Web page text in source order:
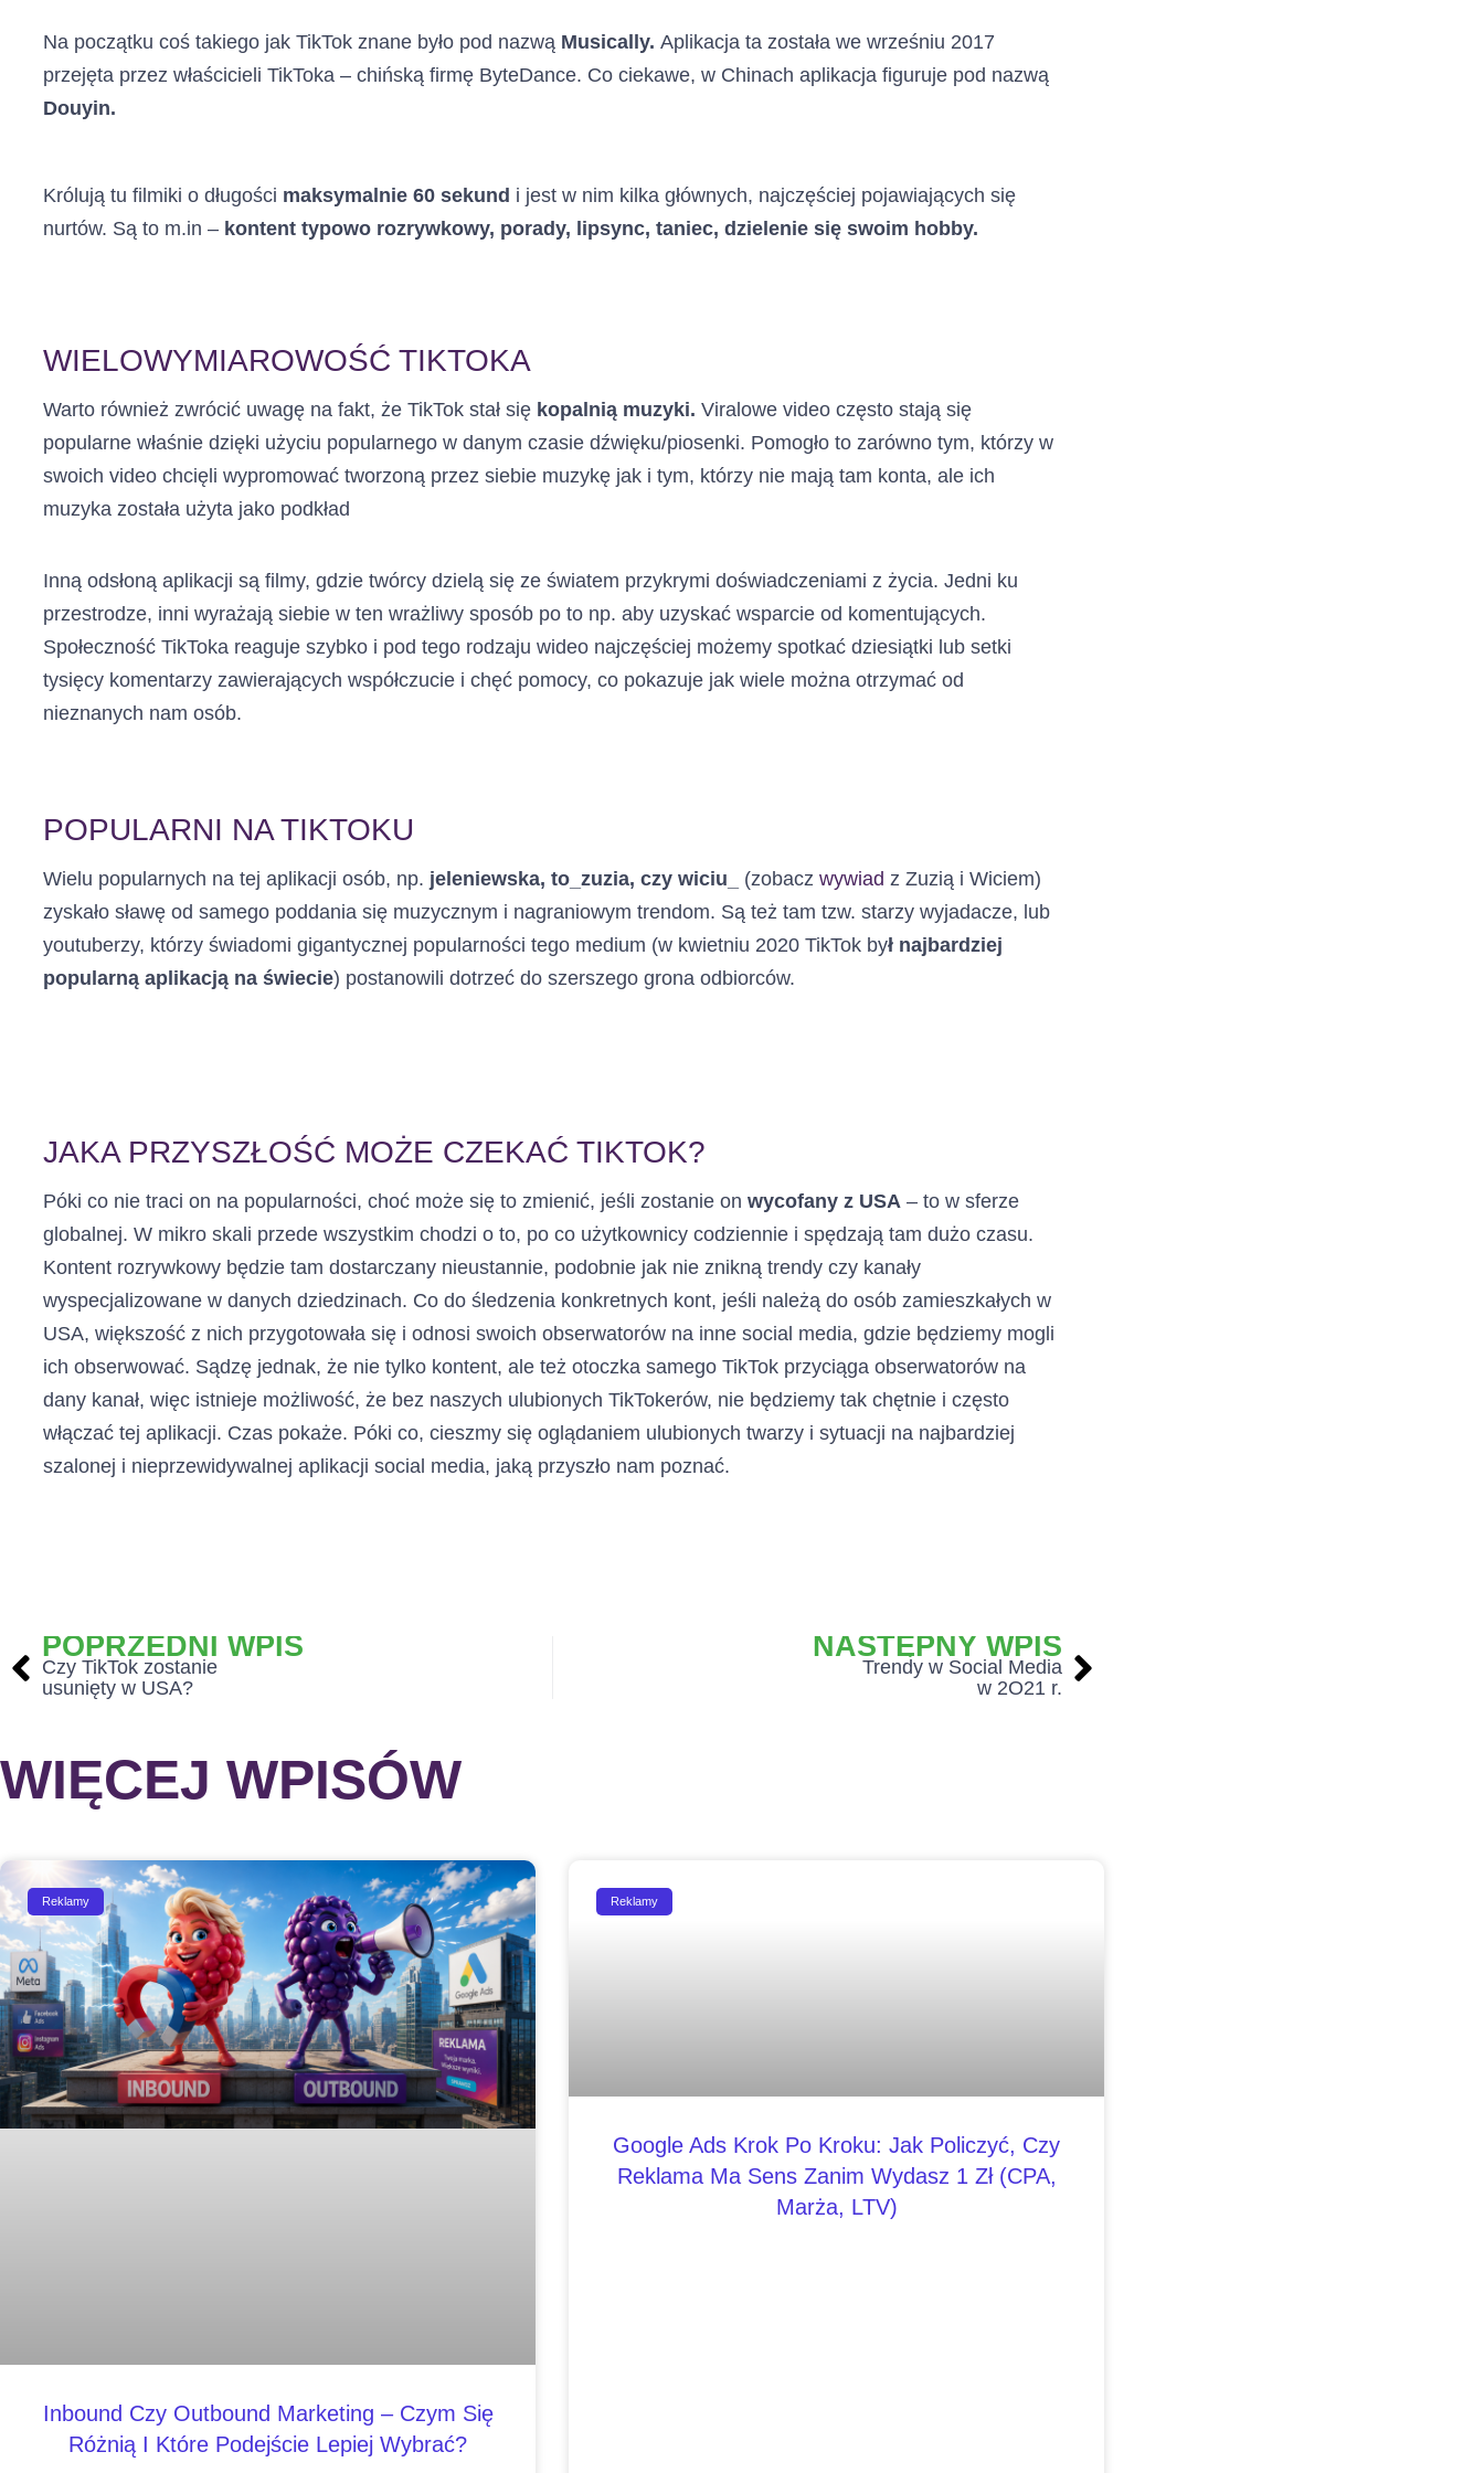
Na początku coś takiego jak TikTok znane było pod nazwą Musically. Aplikacja ta została we wrześniu 2017
przejęta przez właścicieli TikToka – chińską firmę ByteDance. Co ciekawe, w Chinach aplikacja figuruje pod nazwą
Douyin.
Królują tu filmiki o długości maksymalnie 60 sekund i jest w nim kilka głównych, najczęściej pojawiających się
nurtów. Są to m.in – kontent typowo rozrywkowy, porady, lipsync, taniec, dzielenie się swoim hobby.
WIELOWYMIAROWOŚĆ TIKTOKA
Warto również zwrócić uwagę na fakt, że TikTok stał się kopalnią muzyki. Viralowe video często stają się
popularne właśnie dzięki użyciu popularnego w danym czasie dźwięku/piosenki. Pomogło to zarówno tym, którzy w
swoich video chcięli wypromować tworzoną przez siebie muzykę jak i tym, którzy nie mają tam konta, ale ich
muzyka została użyta jako podkład
Inną odsłoną aplikacji są filmy, gdzie twórcy dzielą się ze światem przykrymi doświadczeniami z życia. Jedni ku
przestrodze, inni wyrażają siebie w ten wrażliwy sposób po to np. aby uzyskać wsparcie od komentujących.
Społeczność TikToka reaguje szybko i pod tego rodzaju wideo najczęściej możemy spotkać dziesiątki lub setki
tysięcy komentarzy zawierających współczucie i chęć pomocy, co pokazuje jak wiele można otrzymać od
nieznanych nam osób.
POPULARNI NA TIKTOKU
Wielu popularnych na tej aplikacji osób, np. jeleniewska, to_zuzia, czy wiciu_ (zobacz wywiad z Zuzią i Wiciem)
zyskało sławę od samego poddania się muzycznym i nagraniowym trendom. Są też tam tzw. starzy wyjadacze, lub
youtuberzy, którzy świadomi gigantycznej popularności tego medium (w kwietniu 2020 TikTok był najbardziej
popularną aplikacją na świecie) postanowili dotrzeć do szerszego grona odbiorców.
JAKA PRZYSZŁOŚĆ MOŻE CZEKAĆ TIKTOK?
Póki co nie traci on na popularności, choć może się to zmienić, jeśli zostanie on wycofany z USA – to w sferze
globalnej. W mikro skali przede wszystkim chodzi o to, po co użytkownicy codziennie i spędzają tam dużo czasu.
Kontent rozrywkowy będzie tam dostarczany nieustannie, podobnie jak nie znikną trendy czy kanały
wyspecjalizowane w danych dziedzinach. Co do śledzenia konkretnych kont, jeśli należą do osób zamieszkałych w
USA, większość z nich przygotowała się i odnosi swoich obserwatorów na inne social media, gdzie będziemy mogli
ich obserwować. Sądzę jednak, że nie tylko kontent, ale też otoczka samego TikTok przyciąga obserwatorów na
dany kanał, więc istnieje możliwość, że bez naszych ulubionych TikTokerów, nie będziemy tak chętnie i często
włączać tej aplikacji. Czas pokaże. Póki co, cieszmy się oglądaniem ulubionych twarzy i sytuacji na najbardziej
szalonej i nieprzewidywalnej aplikacji social media, jaką przyszło nam poznać.
POPRZEDNI WPIS
Czy TikTok zostanie
usunięty w USA?
NASTĘPNY WPIS
Trendy w Social Media
w 2O21 r.
WIĘCEJ WPISÓW
Reklamy
Inbound Czy Outbound Marketing – Czym Się
Różnią I Które Podejście Lepiej Wybrać?
Reklamy
Google Ads Krok Po Kroku: Jak Policzyć, Czy
Reklama Ma Sens Zanim Wydasz 1 Zł (CPA,
Marża, LTV)